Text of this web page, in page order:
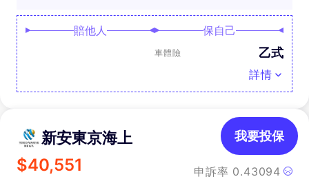
賠他人 保自己
車體險 乙式
詳情
新安東京海上
$40,551 申訴率 0.43094
我要投保